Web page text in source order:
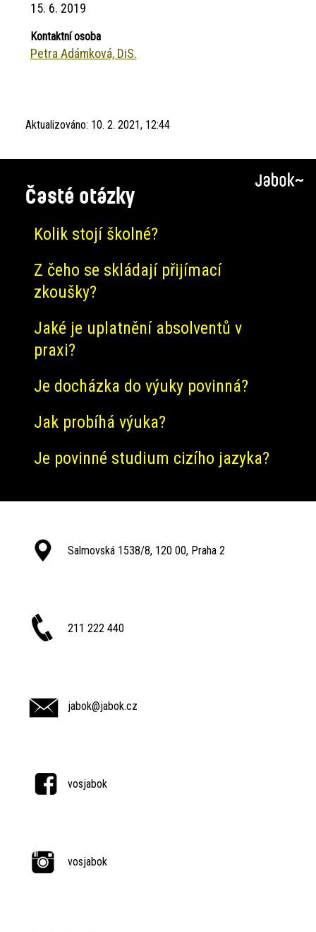
15. 6. 2019
Kontaktní osoba
Petra Adámková, DiS.
Aktualizováno: 10. 2. 2021, 12:44
Časté otázky
Kolik stojí školné?
Z čeho se skládají přijímací
zkoušky?
Jaké je uplatnění absolventů v
praxi?
Je docházka do výuky povinná?
Jak probíhá výuka?
Je povinné studium cizího jazyka?
Salmovská 1538/8, 120 00, Praha 2
211 222 440
jabok@jabok.cz
vosjabok
vosjabok